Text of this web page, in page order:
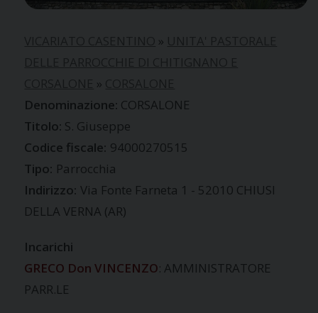
»
»
CORSALONE
S. Giuseppe
Codice fiscale: 94000270515
Tipo: Parrocchia
Indirizzo: Via Fonte Farneta 1 - 52010 CHIUSI
DELLA VERNA (AR)
Incarichi
GRECO Don VINCENZO: AMMINISTRATORE
PARR.LE